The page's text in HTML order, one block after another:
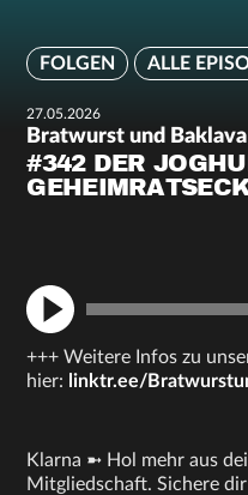
FOLGEN ALLE
27.05.2026
Bratwurst und Baklava
#342 DER
+++ Weitere Infos zu
hier: linktr.ee/
Klarna ➼ Hol mehr aus
Mitgliedschaft. Sichere